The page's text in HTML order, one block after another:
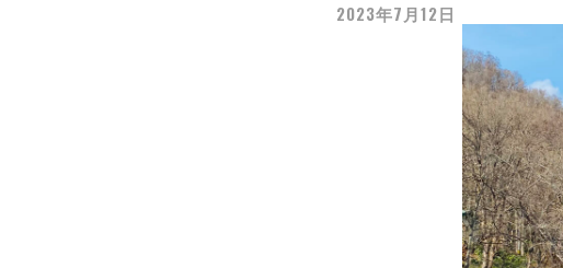
2023年7月12日